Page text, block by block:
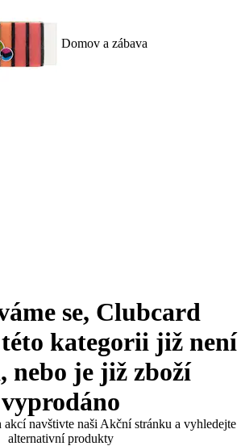
Domov a zábava
se, Clubcard
kategorii již není
nebo je již zboží
vyprodáno
akcí navštivte naši Akční stránku a vyhledejte
alternativní produkty